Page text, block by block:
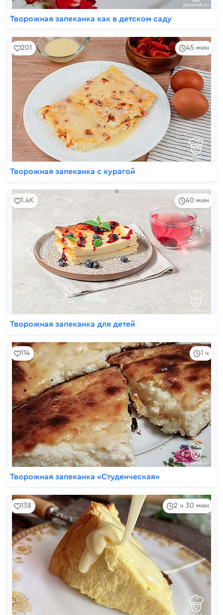
Творожная запеканка как в детском саду
45 мин
201
Творожная запеканка с курагой
40 мин
1.4K
Творожная запеканка для детей
1 ч
114
Творожная запеканка «Студенческая»
2 ч 30 мин
138